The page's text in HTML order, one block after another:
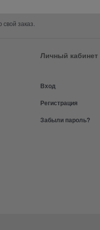
заказ.
Личный кабинет
Вход
Регистрация
Забыли пароль?